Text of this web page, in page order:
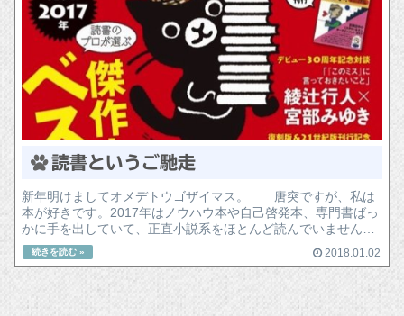
読書というご馳走
新年明けましてオメデトウゴザイマス。 唐突ですが、私は
本が好きです。2017年はノウハウ本や自己啓発本、専門書ばっ
かに手を出していて、正直小説系をほとんど読んでいませんで
した。 で、毎年年末恒例の『このミステリーがすごい！』
をチェックし...
2018.01.02